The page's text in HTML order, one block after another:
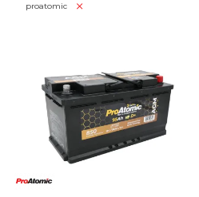
proatomic
Uporedi